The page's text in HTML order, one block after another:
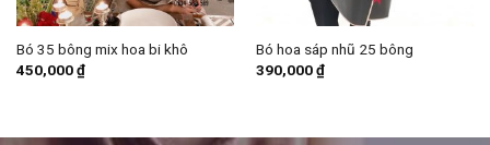
Bó 35 bông mix hoa bi khô
450,000₫
Bó hoa sáp nhũ 25 bông
390,000₫